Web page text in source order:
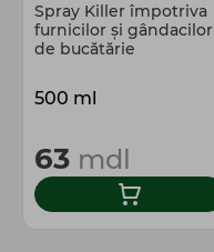
Spray Killer împotriva
furnicilor şi gândacilor
de bucătărie
500 ml
63 mdl